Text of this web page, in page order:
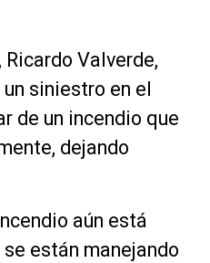
Valverde,
siniestro en el
de un incendio que
dejando
aún está
están manejando